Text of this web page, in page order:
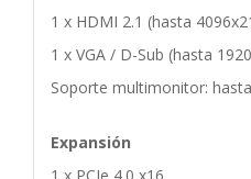
1 x HDMI 2.1 (hasta
1 x VGA / D-Sub (hasta
Soporte multimonitor:
Expansión
1 x PCIe 4.0 x16